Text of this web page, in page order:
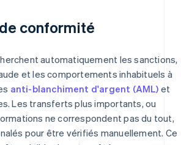
conformité
automatiquement les sanctions,
et les comportements inhabituels à
anti-blanchiment d'argent (AML) et
Les transferts plus importants, ou
ne correspondent pas du tout,
pour être vérifiés manuellement. Ce